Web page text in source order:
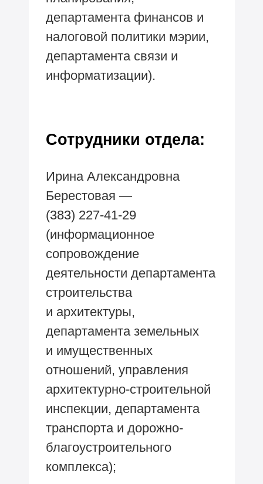
департамента финансов и
налоговой политики мэрии,
департамента связи и
информатизации).
Сотрудники отдела:
Ирина Александровна
Берестовая —
(383) 227-41-29
(информационное
сопровождение
деятельности департамента
строительства
и архитектуры,
департамента земельных
и имущественных
отношений, управления
архитектурно-строительной
инспекции, департамента
транспорта и дорожно-
благоустроительного
комплекса);